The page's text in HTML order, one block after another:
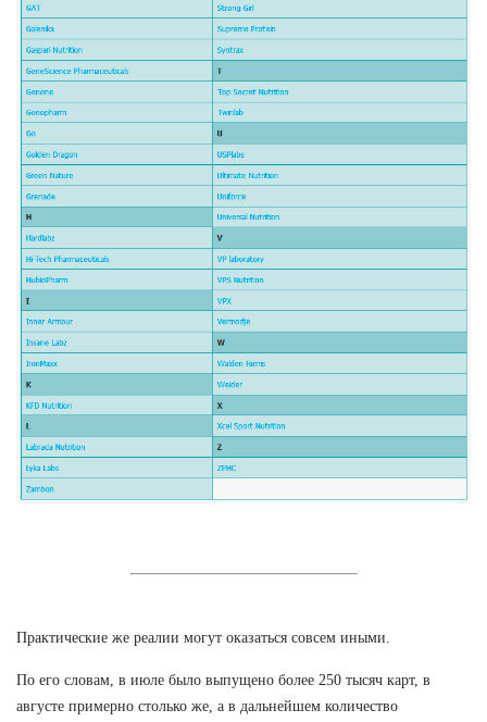
Практические же реалии могут оказаться совсем иными.
По его словам, в июле было выпущено более 250 тысяч карт, в
августе примерно столько же, а в дальнейшем количество